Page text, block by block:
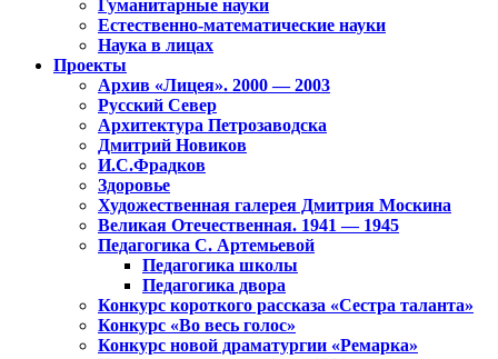
Гуманитарные науки
Естественно-математические науки
Наука в лицах
Проекты
Архив «Лицея». 2000 — 2003
Русский Север
Архитектура Петрозаводска
Дмитрий Новиков
И.С.Фрадков
Здоровье
Художественная галерея Дмитрия Москина
Великая Отечественная. 1941 — 1945
Педагогика С. Артемьевой
Педагогика школы
Педагогика двора
Конкурс короткого рассказа «Сестра таланта»
Конкурс «Во весь голос»
Конкурс новой драматургии «Ремарка»